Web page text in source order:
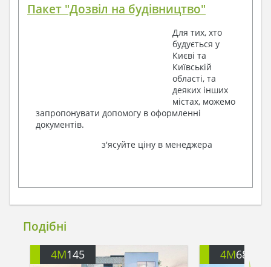
Пакет "Дозвіл на будівництво"
Для тих, хто
будується у
Києві та
Київській
області, та
деяких інших
містах, можемо
запропонувати допомогу в оформленні
документів.
з'ясуйте ціну в менеджера
Подібні
4M145 4M682